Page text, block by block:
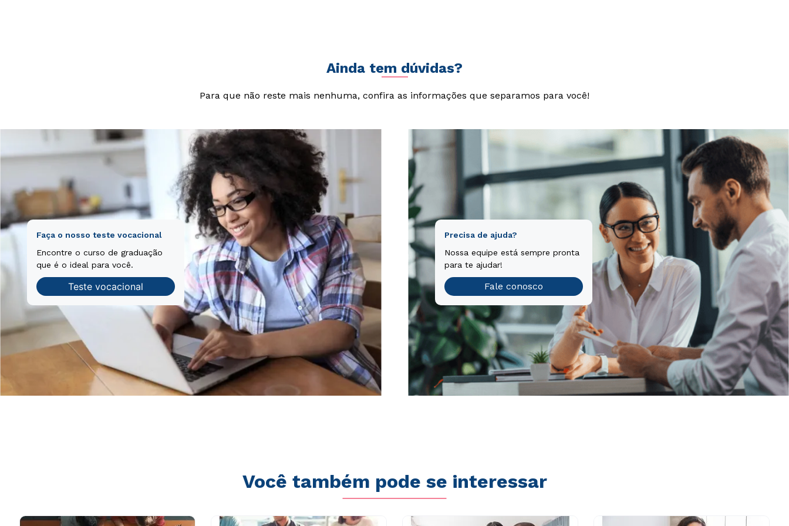
Ainda tem dúvidas?
Para que não reste mais nenhuma, confira as informações que separamos para você!
Faça o nosso teste vocacional
Encontre o curso de graduação
que é o ideal para você.
Teste vocacional
Precisa de ajuda?
Nossa equipe está sempre pronta
para te ajudar!
Fale conosco
Você também pode se interessar